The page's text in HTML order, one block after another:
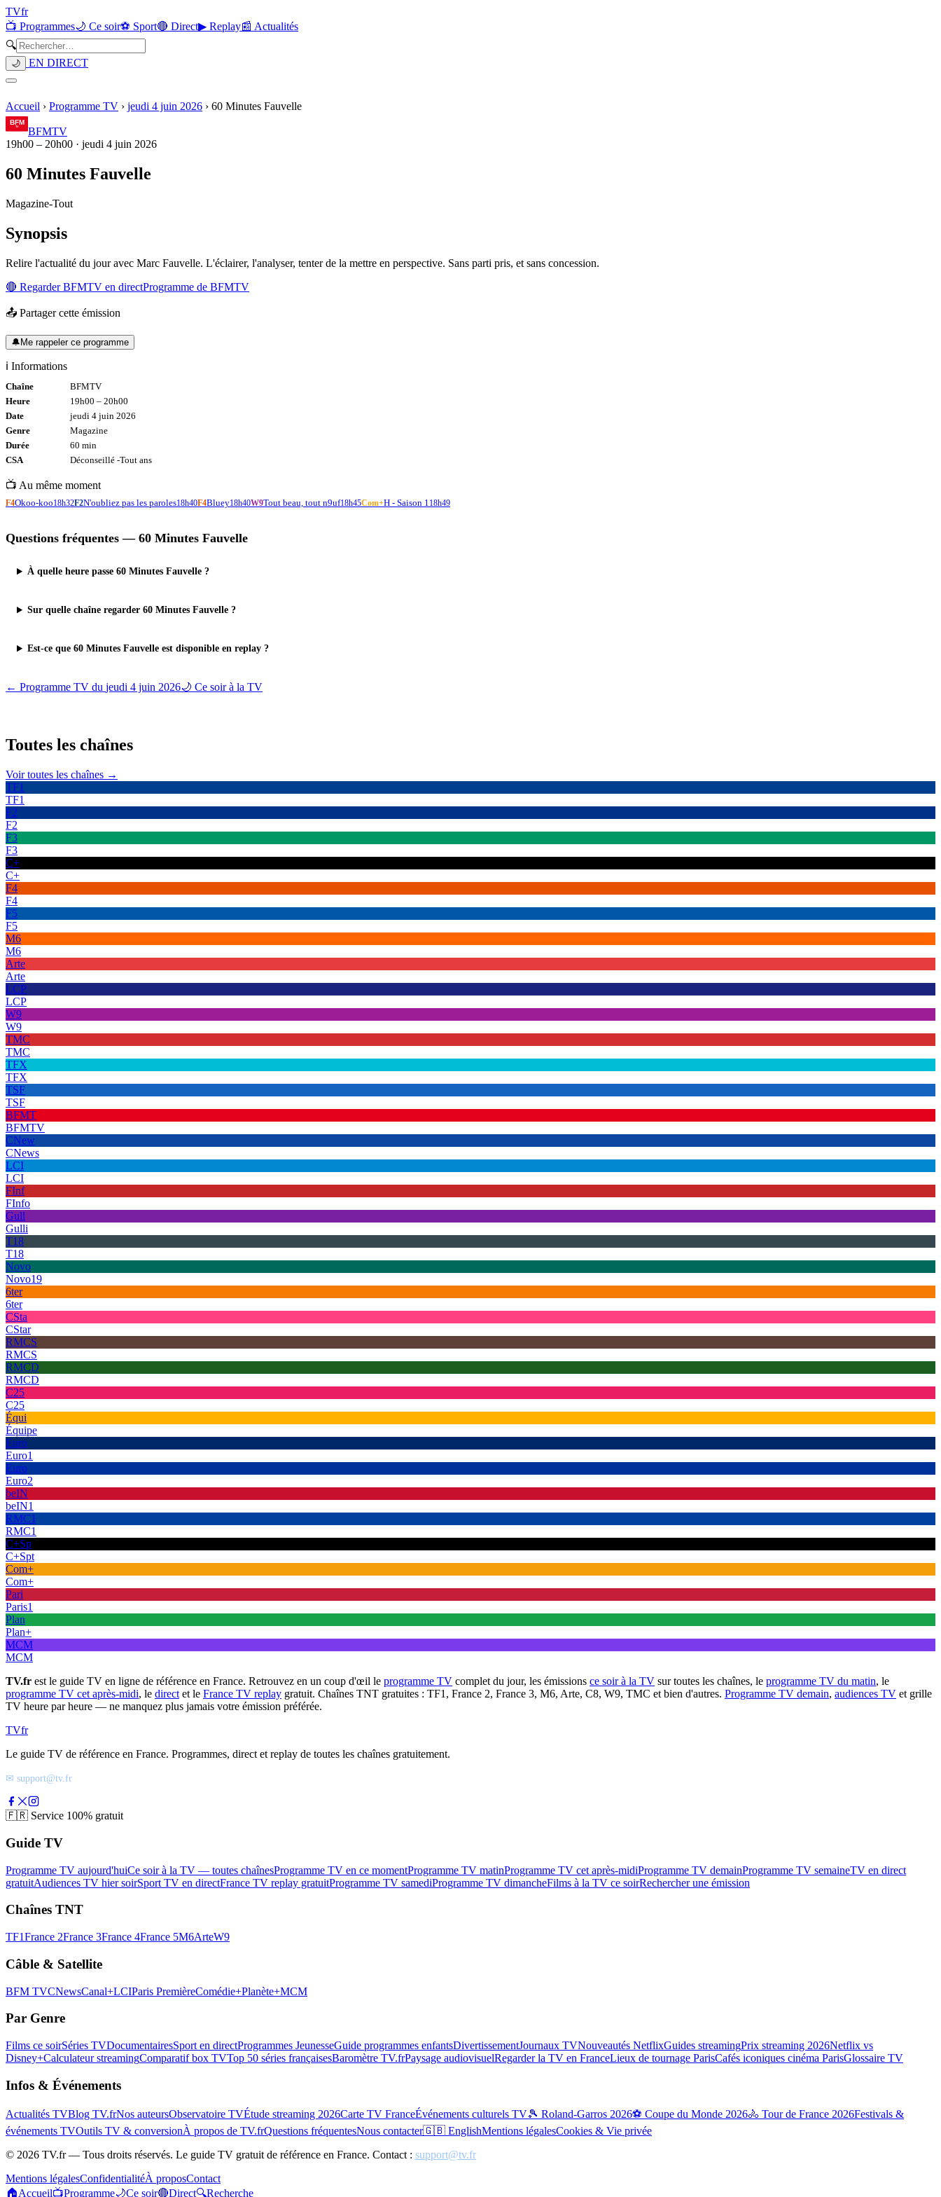
TVfr
📺 Programmes🌙 Ce soir⚽ Sport🔴 Direct▶ Replay📰 Actualités
🔍
🌙 EN DIRECT
Accueil › Programme TV › jeudi 4 juin 2026 › 60 Minutes Fauvelle
BFMTV
19h00 – 20h00 · jeudi 4 juin 2026
60 Minutes Fauvelle
Magazine-Tout
Synopsis
Relire l'actualité du jour avec Marc Fauvelle. L'éclairer, l'analyser, tenter de la mettre en perspective. Sans parti pris, et sans concession.
🔴 RegarderBFMTV en directProgramme de BFMTV
📤 Partager cette émission
🔔Me rappeler ce programme
ℹ️ Informations
Chaîne
BFMTV
Heure
19h00 – 20h00
Date
jeudi 4 juin 2026
Genre
Magazine
Durée
60 min
CSA
Déconseillé -Tout ans
📺 Au même moment
F4Okoo-koo18h32F2N'oubliez pas les paroles18h40F4Bluey18h40W9Tout beau, tout n9uf18h45Com+H - Saison 118h49
Questions fréquentes — 60 Minutes Fauvelle
À quelle heure passe 60 Minutes Fauvelle ?
Sur quelle chaîne regarder 60 Minutes Fauvelle ?
Est-ce que 60 Minutes Fauvelle est disponible en replay ?
← Programme TV du jeudi 4 juin 2026🌙 Ce soir à la TV
Toutes les chaînes
Voir toutes les chaînes →
TF1
TF1
F2
F2
F3
F3
C+
C+
F4
F4
F5
F5
M6
M6
Arte
Arte
LCP
LCP
W9
W9
TMC
TMC
TFX
TFX
TSF
TSF
BFMT
BFMTV
CNew
CNews
LCI
LCI
FInf
FInfo
Gull
Gulli
T18
T18
Novo
Novo19
6ter
6ter
CSta
CStar
RMCS
RMCS
RMCD
RMCD
C25
C25
Équi
Équipe
Euro
Euro1
Euro
Euro2
beIN
beIN1
RMC1
RMC1
C+Sp
C+Spt
Com+
Com+
Pari
Paris1
Plan
Plan+
MCM
MCM
TV.fr est le guide TV en ligne de référence en France. Retrouvez en un coup d'œil le programme TV complet du jour, les émissions ce soir à la TV sur toutes les chaînes, le programme TV du matin, le
programme TV cet après-midi, le direct et le France TV replay gratuit. Chaînes TNT gratuites : TF1, France 2, France 3, M6, Arte, C8, W9, TMC et bien d'autres. Programme TV demain, audiences TV et grille
TV heure par heure — ne manquez plus jamais votre émission préférée.
TVfr
Le guide TV de référence en France. Programmes, direct et replay de toutes les chaînes gratuitement.
✉ support@tv.fr
🇫🇷 Service 100% gratuit
Guide TV
Programme TV aujourd'huiCe soir à la TV — toutes chaînesProgramme TV en ce momentProgramme TV matinProgramme TV cet après-midiProgramme TV demainProgramme TV semaineTV en direct
gratuitAudiences TV hier soirSport TV en directFrance TV replay gratuitProgramme TV samediProgramme TV dimancheFilms à la TV ce soirRechercher une émission
Chaînes TNT
TF1France 2France 3France 4France 5M6ArteW9
Câble & Satellite
BFM TVCNewsCanal+LCIParis PremièreComédie+Planète+MCM
Par Genre
Films ce soirSéries TVDocumentairesSport en directProgrammes JeunesseGuide programmes enfantsDivertissementJournaux TVNouveautés NetflixGuides streamingPrix streaming 2026Netflix vs
Disney+Calculateur streamingComparatif box TVTop 50 séries françaisesBaromètre TV.frPaysage audiovisuelRegarder la TV en FranceLieux de tournage ParisCafés iconiques cinéma ParisGlossaire TV
Infos & Événements
Actualités TVBlog TV.frNos auteursObservatoire TVÉtude streaming 2026Carte TV FranceÉvénements culturels TV🎾 Roland-Garros 2026⚽ Coupe du Monde 2026🚴 Tour de France 2026Festivals &
événements TVOutils TV & conversionÀ propos de TV.frQuestions fréquentesNous contacter🇬🇧 EnglishMentions légalesCookies & Vie privée
© 2026 TV.fr — Tous droits réservés. Le guide TV gratuit de référence en France. Contact : support@tv.fr
Mentions légalesConfidentialitéÀ proposContact
🏠Accueil📺Programme🌙Ce soir🔴Direct🔍Recherche